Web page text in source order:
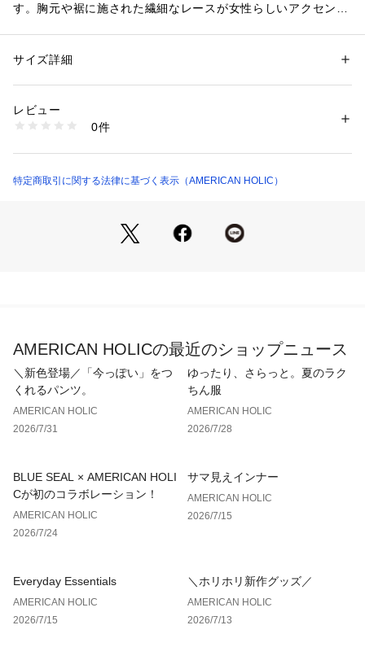
す。胸元や裾に施された繊細なレースが女性らしいアクセント
イヤードスタイルをよりおしゃれに見せてくれる一枚です。サ
印象を変えられるため、カジュアルからきれいめまで幅広いス
タイリングに対応します。ロングシーズン活躍するデザイン
やすさを兼ね備えた、ワードローブに加えたいアイテムです。
性別：レディース
素材：本体 ﾎﾟﾘｴｽﾃﾙ 67% ﾅｲﾛﾝ 33% ﾚｰｽ部分 ﾅｲﾛﾝ 61% 綿 18% ﾚｰﾖﾝ 1
生産国：ミャンマー
1760500007980
サイズ詳細
レビュー
0件
特定商取引に関する法律に基づく表示（AMERICAN HOLIC）
AMERICAN HOLICの最近のショップニュース
＼新色登場／「今っぽい」をつ
くれるパンツ。
AMERICAN HOLIC
2026/7/31
ゆったり、さらっと。夏のラク
ちん服
AMERICAN HOLIC
2026/7/28
BLUE SEAL × AMERICAN HOLI
Cが初のコラボレーション！
AMERICAN HOLIC
2026/7/24
サマ見えインナー
AMERICAN HOLIC
2026/7/15
Everyday Essentials
AMERICAN HOLIC
2026/7/15
＼ホリホリ新作グッズ／
AMERICAN HOLIC
2026/7/13